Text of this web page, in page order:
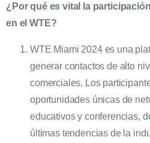
¿Por qué es vital la
en el WTE?
WTE Miami 2024 es una
generar contactos de alto
comerciales. Los
oportunidades únicas de
educativos y conferencias,
últimas tendencias de la